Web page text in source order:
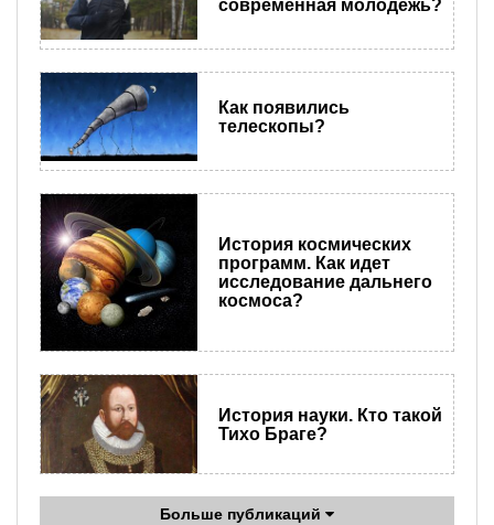
современная молодежь?
Как появились
телескопы?
История космических
программ. Как идет
исследование дальнего
космоса?
История науки. Кто такой
Тихо Браге?
Больше публикаций